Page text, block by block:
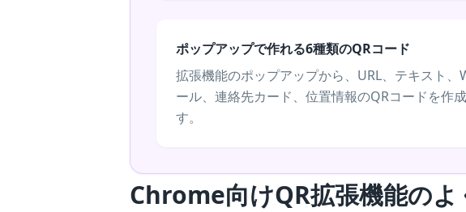
ポップアップで作れる6種類のQRコード
拡張機能のポップアップから、URL、テキスト、
ール、連絡先カード、位置情報のQRコードを作
す。
Chrome向けQR拡張機能のよ